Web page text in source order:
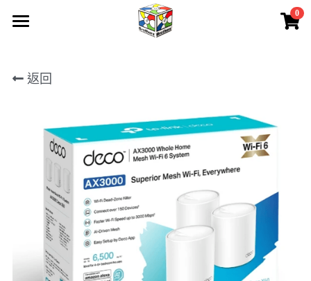
0
所有產品
聯絡我們
產品保養
請人
下載
會員專區
返回
×
商品分類
所有商品分類